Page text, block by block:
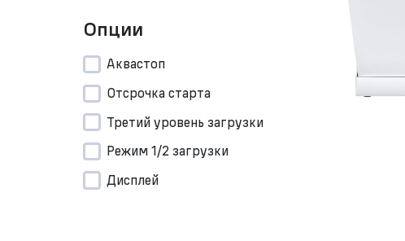
Опции
Аквастоп
Отсрочка старта
Третий уровень загрузки
Режим 1/2 загрузки
Дисплей